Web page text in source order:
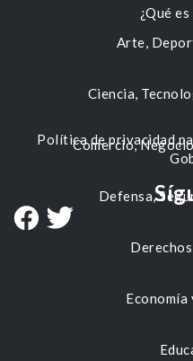
Arte,
Ciencia,
Comercio,
Defensa,
Economía
¿Qué
Política de privacidad